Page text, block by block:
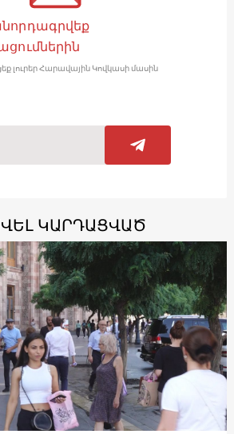
լուրեր Հարավային Կովկասի մասին
ԿԱՐԴԱՑՎԱԾ